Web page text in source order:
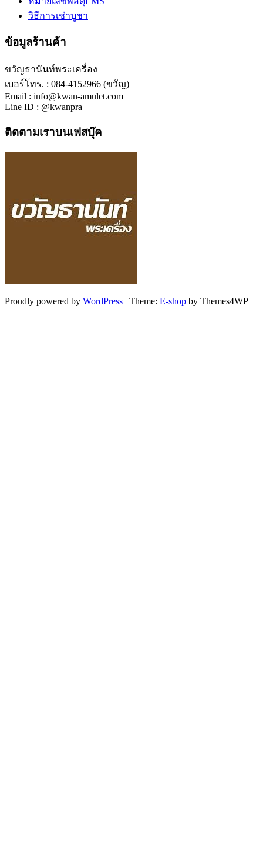
วิธีการเช่าบูชา
ข้อมูลร้านค้า
ขวัญธานันท์พระเครื่อง
เบอร์โทร. : 084-4152966 (ขวัญ)
Email : info@kwan-amulet.com
Line ID : @kwanpra
ติดตามเราบนเฟสบุ๊ค
Proudly powered by WordPress | Theme: E-shop by Themes4WP